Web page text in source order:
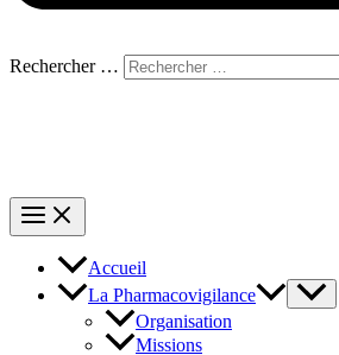
Rechercher …
Accueil
La Pharmacovigilance
Organisation
Missions